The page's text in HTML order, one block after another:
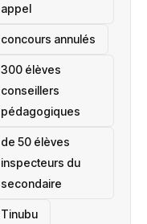
appel
concours annulés
300 élèves
conseillers
pédagogiques
de 50 élèves
inspecteurs du
secondaire
Tinubu